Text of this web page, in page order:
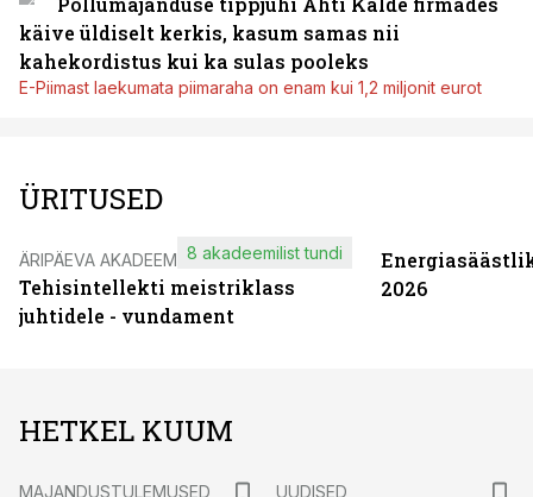
käive üldiselt kerkis, kasum samas nii
kahekordistus kui ka sulas pooleks
E-Piimast laekumata piimaraha on enam kui 1,2 miljonit eurot
ÜRITUSED
ÄRIPÄEVA AKADEEMIA
Tehisintellekti meistriklass
juhtidele - vundament
8 akadeemilist tundi
2026
HETKEL KUUM
MAJANDUSTULEMUSED
UUDISED